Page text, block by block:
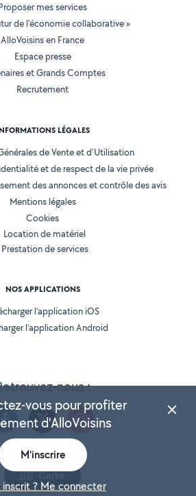
Carte
nous :
mes services
de l'économie collaborative »
AlloVoisins en France
Espace presse
et Grands Comptes
Recrutement
LÉGALES
de Vente et d'Utilisation
et de respect de la vie privée
des annonces et contrôle des avis
Mentions légales
Cookies
Location de matériel
Prestation de services
NOS APPLICATIONS
l’application iOS
l’application Android
vous pour profiter
d'AlloVoisins
M'inscrire
inscrit ? Me connecter